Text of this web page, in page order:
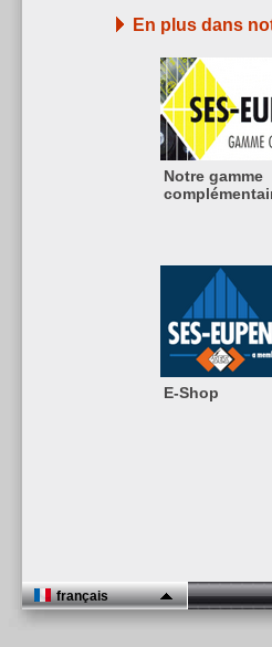
En plus dans
Notre gamme
E-Shop
français